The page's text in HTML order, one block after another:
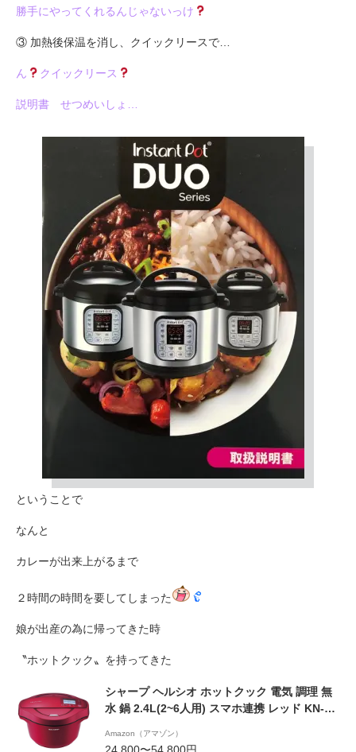
勝手にやってくれるんじゃないっけ
③ 加熱後保温を消し、クイックリースで…
ん クイックリース
説明書 せつめいしょ…
ということで
なんと
カレーが出来上がるまで
２時間の時間を要してしまった
娘が出産の為に帰ってきた時
〝ホットクック〟を持ってきた
シャープ ヘルシオ ホットクック 電気 調理 無
水 鍋 2.4L(2~6人用) スマホ連携 レッド KN-
Amazon（アマゾン）
24,800〜54,800円